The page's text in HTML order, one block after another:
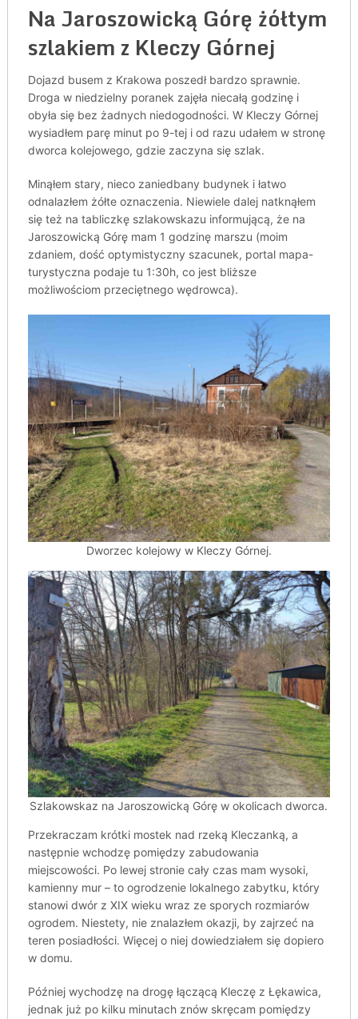
Na Jaroszowicką Górę żółtym
szlakiem z Kleczy Górnej
Dojazd busem z Krakowa poszedł bardzo sprawnie.
Droga w niedzielny poranek zajęła niecałą godzinę i
obyła się bez żadnych niedogodności. W Kleczy Górnej
wysiadłem parę minut po 9-tej i od razu udałem w stronę
dworca kolejowego, gdzie zaczyna się szlak.
Minąłem stary, nieco zaniedbany budynek i łatwo
odnalazłem żółte oznaczenia. Niewiele dalej natknąłem
się też na tabliczkę szlakowskazu informującą, że na
Jaroszowicką Górę mam 1 godzinę marszu (moim
zdaniem, dość optymistyczny szacunek, portal mapa-
turystyczna podaje tu 1:30h, co jest bliższe
możliwościom przeciętnego wędrowca).
Dworzec kolejowy w Kleczy Górnej.
Szlakowskaz na Jaroszowicką Górę w okolicach dworca.
Przekraczam krótki mostek nad rzeką Kleczanką, a
następnie wchodzę pomiędzy zabudowania
miejscowości. Po lewej stronie cały czas mam wysoki,
kamienny mur – to ogrodzenie lokalnego zabytku, który
stanowi dwór z XIX wieku wraz ze sporych rozmiarów
ogrodem. Niestety, nie znalazłem okazji, by zajrzeć na
teren posiadłości. Więcej o niej dowiedziałem się dopiero
w domu.
Później wychodzę na drogę łączącą Kleczę z Łękawica,
jednak już po kilku minutach znów skręcam pomiędzy